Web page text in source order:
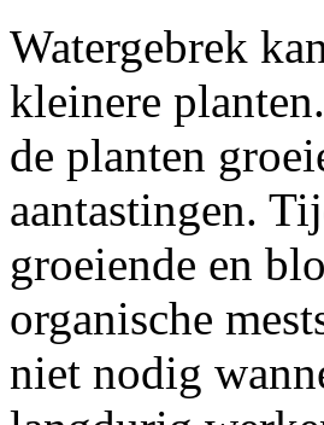
Watergebrek
kleinere
de planten
aantastingen.
groeiende en
organische
niet nodig